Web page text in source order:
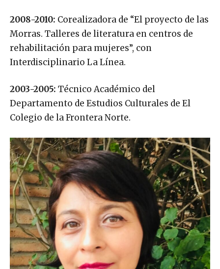
2008-2010: Corealizadora de “El proyecto de las
Morras. Talleres de literatura en centros de
rehabilitación para mujeres”, con
Interdisciplinario La Línea.
2003-2005: Técnico Académico del
Departamento de Estudios Culturales de El
Colegio de la Frontera Norte.